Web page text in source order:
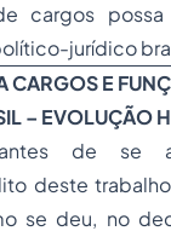
cargos
jurídico
CARGOS E
– EVOLUÇÃO
antes de se
deste
se deu, no